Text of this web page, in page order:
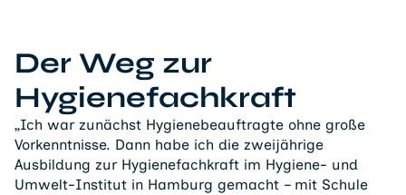
Der Weg zur
Hygienefachkraft
„Ich war zunächst Hygienebeauftragte ohne große
Vorkenntnisse. Dann habe ich die zweijährige
Ausbildung zur Hygienefachkraft im Hygiene- und
Umwelt-Institut in Hamburg gemacht – mit Schule